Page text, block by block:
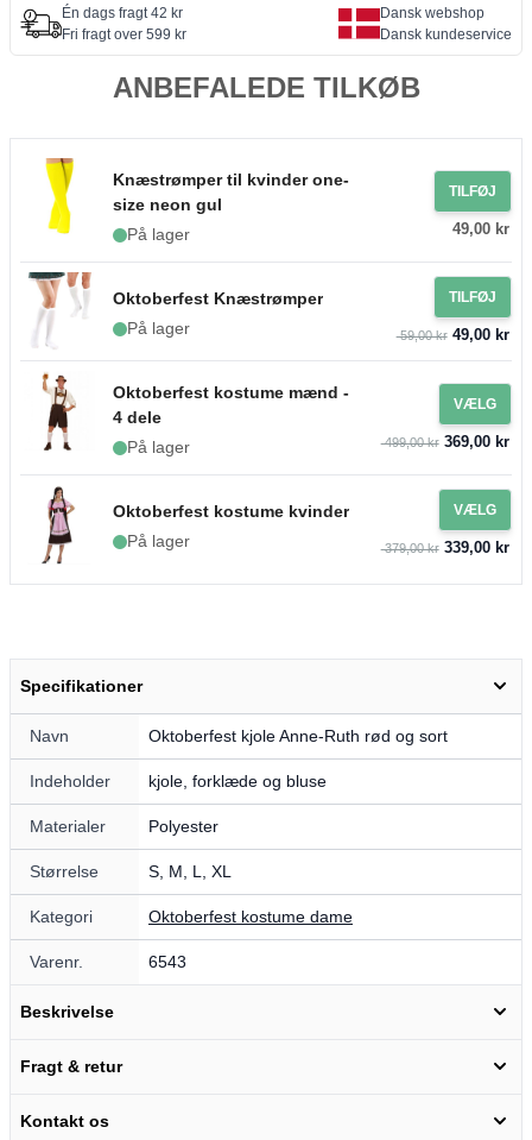
Én dags fragt 42 kr
Fri fragt over 599 kr
Dansk webshop
Dansk kundeservice
ANBEFALEDE TILKØB
Knæstrømper til kvinder one-
size neon gul
På lager
TILFØJ
49,00 kr
Oktoberfest Knæstrømper
På lager
TILFØJ
59,00 kr49,00 kr
Oktoberfest kostume mænd -
4 dele
På lager
VÆLG
499,00 kr369,00 kr
Oktoberfest kostume kvinder
På lager
VÆLG
379,00 kr339,00 kr
Specifikationer
Navn Oktoberfest kjole Anne-Ruth rød og sort
Indeholder kjole, forklæde og bluse
Materialer Polyester
Størrelse S, M, L, XL
Kategori Oktoberfest kostume dame
Varenr. 6543
Beskrivelse
Fragt & retur
Kontakt os